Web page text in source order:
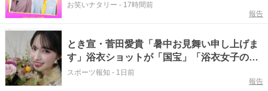
お笑いナタリー - 17時間前
報告
とき宣・菅田愛貴「暑中お見舞い申し上げま
す」浴衣ショットが「国宝」「浴衣女子の中
で１番」「美しすぎる…」
スポーツ報知 - 1日前
報告